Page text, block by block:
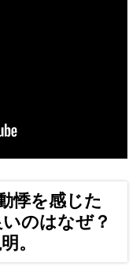
悸を感じた
のはなぜ？
。